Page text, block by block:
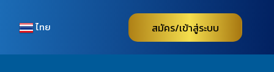
สมัคร/เข้าสู่ระบบ
ไทย